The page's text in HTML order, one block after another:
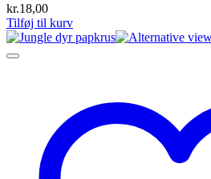
kr.18,00
Tilføj til kurv